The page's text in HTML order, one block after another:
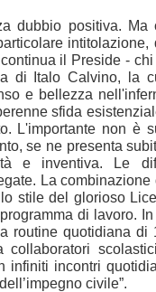
dubbio positiva. Ma
intitolazione,
il Preside -
di Italo Calvino, la
e bellezza
sfida
L'importante non è
se ne presenta
e inventiva. Le
La
stile del glorioso
di lavoro.
routine quotidiana di
infiniti incontri
civile”.